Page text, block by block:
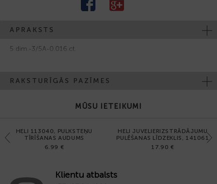
APRAKSTS
5 dim.-3/5А-0.016.ct.
RAKSTURĪGĀS PAZĪMES
MŪSU IETEIKUMI
Previous
HELI 113040, PULKSTEŅU
TĪRĪŠANAS AUDUMS
6.99 €
HELI JUVELIERIZSTRĀDĀJUMU
PULĒŠANAS LĪDZEKLIS, 141061
17.90 €
Next
Klientu atbalsts